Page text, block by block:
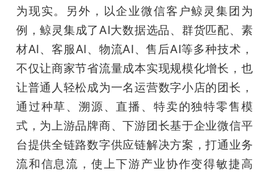
为现实。另外，以企业微信客户鲸灵集团为
例，鲸灵集成了AI大数据选品、群货匹配、素
材AI、客服AI、物流AI、售后AI等多种技术，
不仅让商家节省流量成本实现规模化增长，也
让普通人轻松成为一名运营数字小店的团长，
通过种草、溯源、直播、特卖的独特零售模
式，为上游品牌商、下游团长基于企业微信平
台提供全链路数字供应链解决方案，打通业务
流和信息流，使上下游产业协作变得敏捷高